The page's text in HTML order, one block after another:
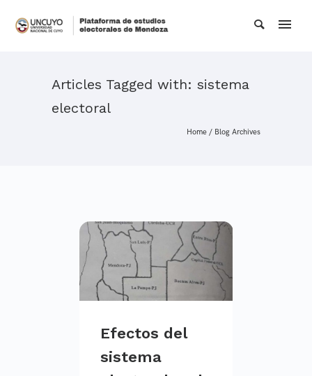
Articles Tagged with: sistema
electoral
Home / Blog Archives
Efectos del
sistema